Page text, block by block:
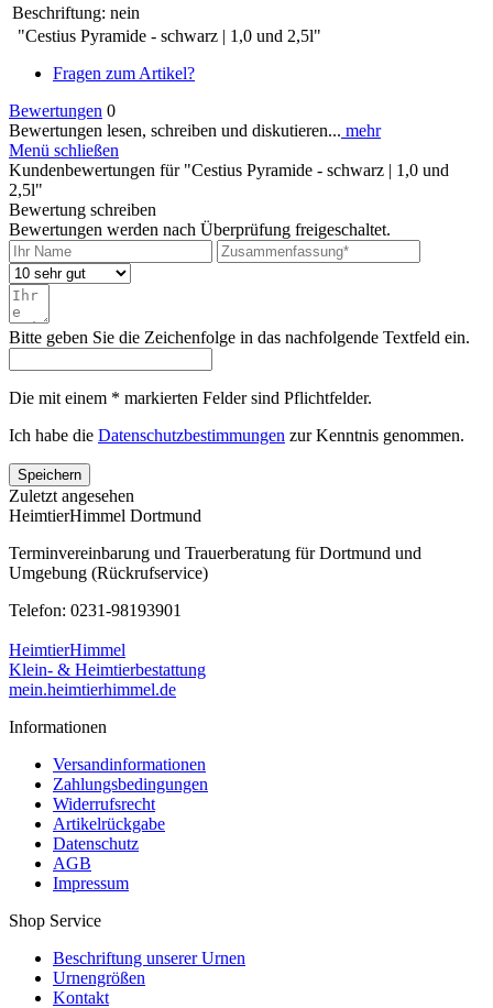
Beschriftung: nein
"Cestius Pyramide - schwarz | 1,0 und 2,5l"
Fragen zum Artikel?
Bewertungen 0
Bewertungen lesen, schreiben und diskutieren... mehr
Menü schließen
Kundenbewertungen für "Cestius Pyramide - schwarz | 1,0 und
2,5l"
Bewertung schreiben
Bewertungen werden nach Überprüfung freigeschaltet.
Bitte geben Sie die Zeichenfolge in das nachfolgende Textfeld ein.
Die mit einem * markierten Felder sind Pflichtfelder.
Ich habe die Datenschutzbestimmungen zur Kenntnis genommen.
Speichern
Zuletzt angesehen
HeimtierHimmel Dortmund
Terminvereinbarung und Trauerberatung für Dortmund und
Umgebung (Rückrufservice)
Telefon: 0231-98193901
HeimtierHimmel
Klein- & Heimtierbestattung
mein.heimtierhimmel.de
Informationen
Versandinformationen
Zahlungsbedingungen
Widerrufsrecht
Artikelrückgabe
Datenschutz
AGB
Impressum
Shop Service
Beschriftung unserer Urnen
Urnengrößen
Kontakt